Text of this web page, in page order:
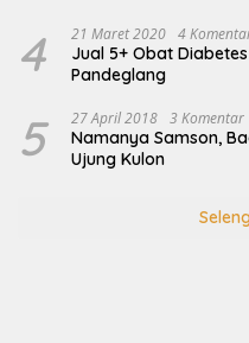
4 21 Maret 2020 4
Jual 5+ Obat
Pandeglang
5 27 April 2018 3 Komentar
Namanya Samson,
Ujung Kulon